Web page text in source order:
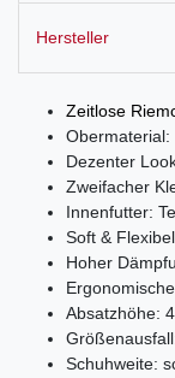
Hersteller
Zeitlose
Dezenter
Zweifacher
Innenfutter:
Soft & Flexibel
Hoher
Absatzhöhe:
Schuhweite: